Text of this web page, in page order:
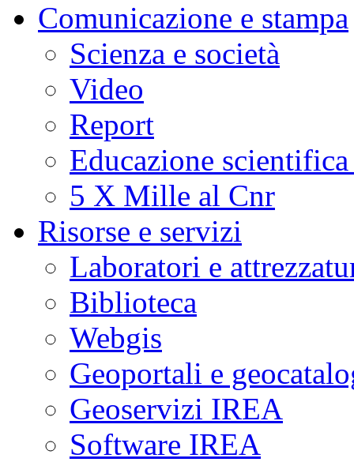
Comunicazione e stampa
Scienza e società
Video
Report
Educazione
5 X Mille al Cnr
Risorse e servizi
Laboratori e
Biblioteca
Webgis
Geoportali e
Geoservizi IREA
Software IREA